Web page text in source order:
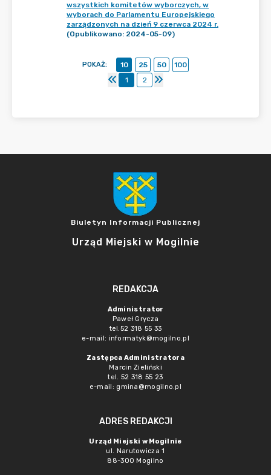
wszystkich komitetów wyborczych, w
wyborach do Parlamentu Europejskiego
zarządzonych na dzień 9 czerwca 2024 r.
(Opublikowano: 2024-05-09)
POKAŻ: 10 25 50
100
1
2
Biuletyn Informacji Publicznej
Urząd Miejski w Mogilnie
REDAKCJA
Administrator
Paweł Grycza
tel.52 318 55 33
e-mail: informatyk@mogilno.pl
Zastępca Administratora
Marcin Zieliński
tel. 52 318 55 23
e-mail: gmina@mogilno.pl
ADRES REDAKCJI
Urząd Miejski w Mogilnie
ul. Narutowicza 1
88-300 Mogilno